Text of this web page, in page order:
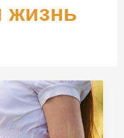
жизнь